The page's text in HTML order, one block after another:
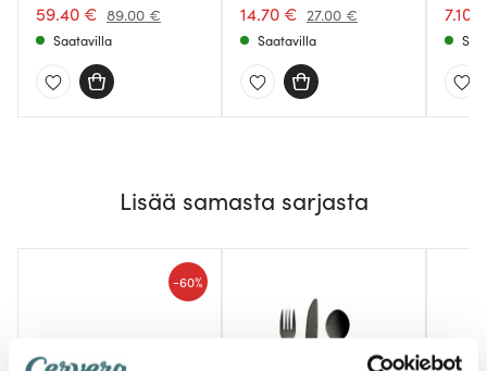
59.40 € 89.00 €
Saatavilla
14.70 € 27.00 €
Saatavilla
7.10
Lisää samasta sarjasta
-60%